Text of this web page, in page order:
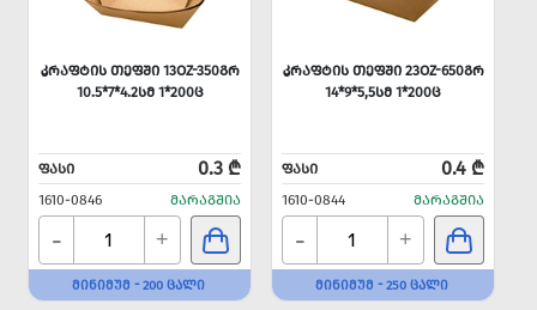
ᲙᲠᲐᲤᲢᲘᲡ ᲗᲔᲤᲨᲘ 13OZ-350ᲒᲠ
10.5*7*4.2ᲡᲛ 1*200Ც
ᲤᲐᲡᲘ 0.3 ₾
1610-0846 ᲛᲐᲠᲐᲒᲨᲘᲐ
- +
ᲛᲘᲜᲘᲛᲣᲛ - 200 ᲪᲐᲚᲘ
ᲙᲠᲐᲤᲢᲘᲡ ᲗᲔᲤᲨᲘ 23OZ-650ᲒᲠ
14*9*5,5ᲡᲛ 1*200Ც
ᲤᲐᲡᲘ 0.4 ₾
1610-0844 ᲛᲐᲠᲐᲒᲨᲘᲐ
- +
ᲛᲘᲜᲘᲛᲣᲛ - 250 ᲪᲐᲚᲘ